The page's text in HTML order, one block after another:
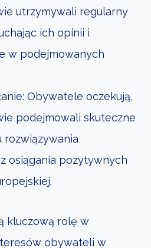
utrzymywali regularny
ich opinii i
w podejmowanych
Obywatele oczekują,
podejmowali skuteczne
rozwiązywania
osiągania pozytywnych
kluczową rolę w
obywateli w